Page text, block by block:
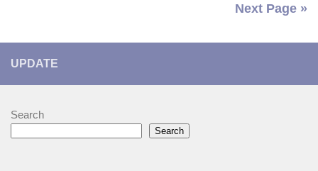
Next Page »
UPDATE
Search
Search